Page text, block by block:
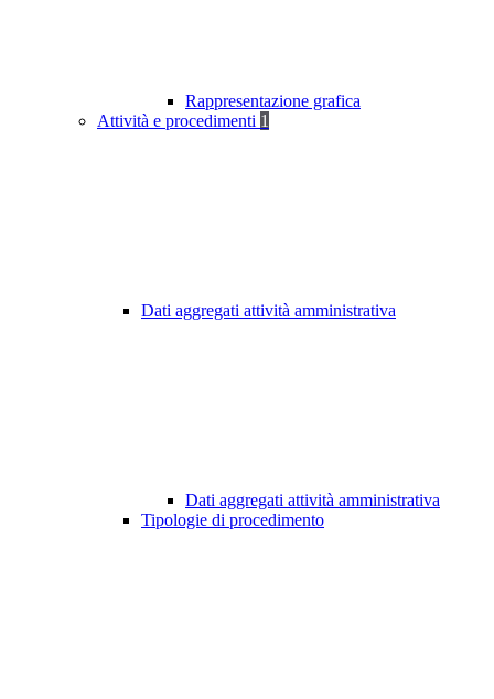
Rappresentazione grafica
Attività e procedimenti 1
Dati aggregati attività amministrativa
Dati aggregati attività amministrativa
Tipologie di procedimento